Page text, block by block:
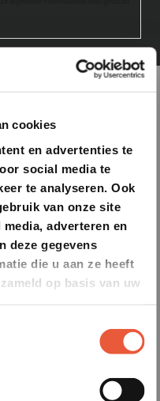
cookies
en advertenties te
social media te
te analyseren. Ook
van onze site
adverteren en
deze gegevens
die u aan ze heeft
op basis van uw